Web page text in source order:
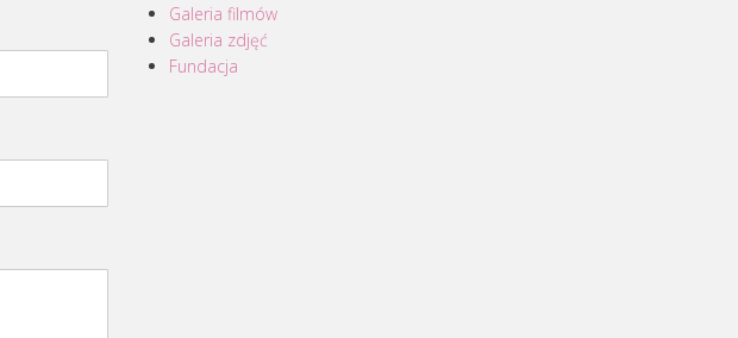
Galeria filmów
Galeria zdjęć
Fundacja